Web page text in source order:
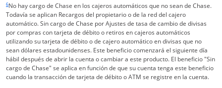
6No hay cargo de Chase en los cajeros automáticos que no sean de Chase.
Todavía se aplican Recargos del propietario o de la red del cajero
automático. Sin cargo de Chase por Ajustes de tasa de cambio de divisas
por compras con tarjeta de débito o retiros en cajeros automáticos
utilizando su tarjeta de débito o de cajero automático en divisas que no
sean dólares estadounidenses. Este beneficio comenzará el siguiente día
hábil después de abrir la cuenta o cambiar a este producto. El beneficio "Sin
cargo de Chase" se aplica en función de que su cuenta tenga este beneficio
cuando la transacción de tarjeta de débito o ATM se registre en la cuenta.